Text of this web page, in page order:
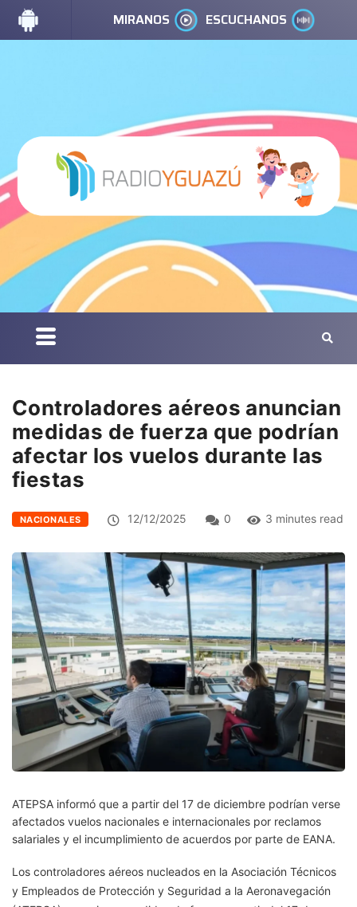
MIRANOS ESCUCHANOS
Controladores aéreos anuncian
medidas de fuerza que podrían
afectar los vuelos durante las
fiestas
NACIONALES 12/12/2025 0 3 minutes read
ATEPSA informó que a partir del 17 de diciembre podrían verse
afectados vuelos nacionales e internacionales por reclamos
salariales y el incumplimiento de acuerdos por parte de EANA.
Los controladores aéreos nucleados en la Asociación Técnicos
y Empleados de Protección y Seguridad a la Aeronavegación